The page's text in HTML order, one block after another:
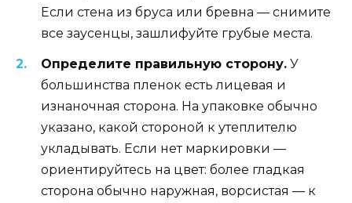
Если стена из бруса или бревна — снимите
все заусенцы, зашлифуйте грубые места.
Определите правильную сторону. У
большинства пленок есть лицевая и
изнаночная сторона. На упаковке обычно
указано, какой стороной к утеплителю
укладывать. Если нет маркировки —
ориентируйтесь на цвет: более гладкая
сторона обычно наружная, ворсистая — к